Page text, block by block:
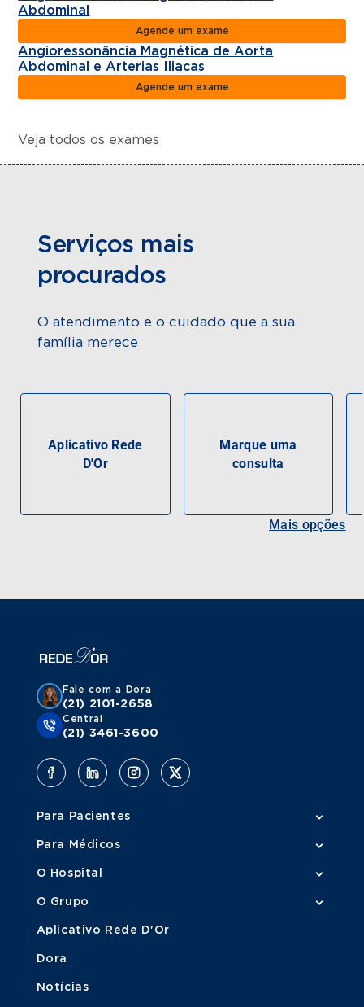
Abdominal
Agende um exame
Angioressonância Magnética de Aorta
Abdominal e Arterias Iliacas
Agende um exame
Veja todos os exames
Serviços mais
procurados
O atendimento e o cuidado que a sua
família merece
Aplicativo Rede
D'Or
Marque uma
consulta
Mais opções
Fale com a Dora
(21) 2101-2658
Central
(21) 3461-3600
Para Pacientes
Para Médicos
O Hospital
O Grupo
Aplicativo Rede D'Or
Dora
Notícias